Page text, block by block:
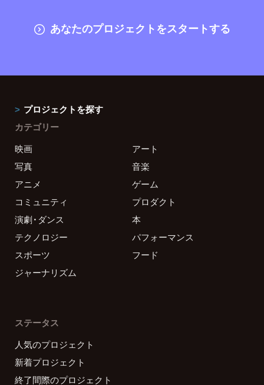
あなたのプロジェクトをスタートする
プロジェクトを探す
カテゴリー
映画
アート
写真
音楽
アニメ
ゲーム
コミュニティ
プロダクト
演劇・ダンス
本
テクノロジー
パフォーマンス
スポーツ
フード
ジャーナリズム
ステータス
人気のプロジェクト
新着プロジェクト
終了間際のプロジェクト